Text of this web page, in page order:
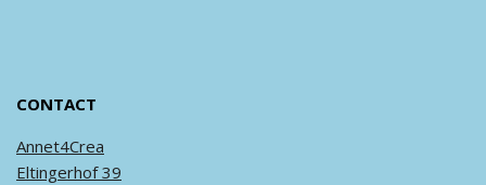
CONTACT
Annet4Crea
Eltingerhof 39